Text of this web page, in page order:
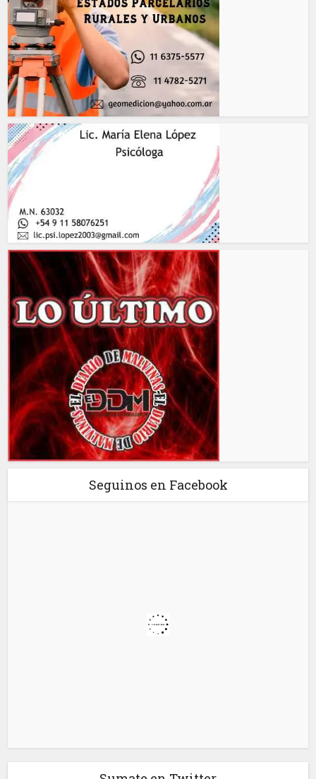
Seguinos en Facebook